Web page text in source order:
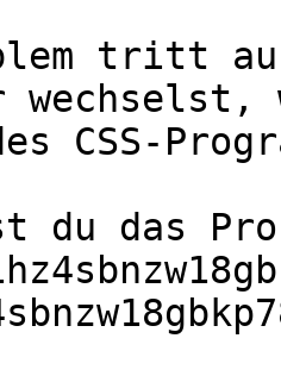
tritt
wechselst,
CSS-
du das